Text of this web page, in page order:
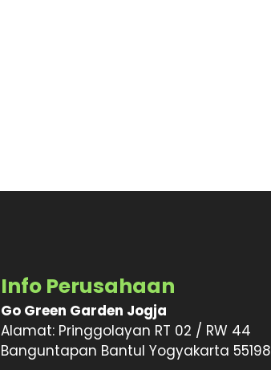
Info Perusahaan
Go Green Garden Jogja
Alamat: Pringgolayan RT 02 / RW 44
Banguntapan Bantul Yogyakarta 55198